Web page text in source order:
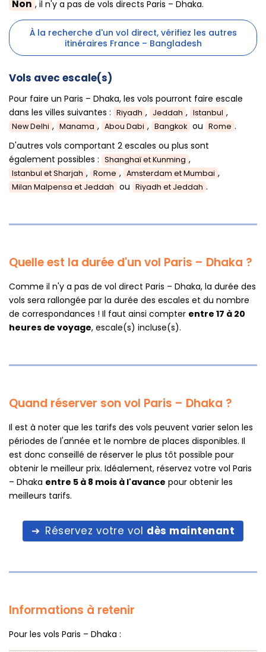
Non , il n'y a pas de vols directs Paris – Dhaka.
À la recherche d'un vol direct, vérifiez les autres
itinéraires France – Bangladesh
Vols avec escale(s)
Pour faire un Paris – Dhaka, les vols pourront faire escale
dans les villes suivantes : Riyadh , Jeddah , Istanbul ,
New Delhi , Manama , Abou Dabi , Bangkok ou Rome .
D'autres vols comportant 2 escales ou plus sont
également possibles : Shanghaï et Kunming ,
Istanbul et Sharjah , Rome , Amsterdam et Mumbai ,
Milan Malpensa et Jeddah ou Riyadh et Jeddah .
Quelle est la durée d'un vol Paris – Dhaka ?
Comme il n'y a pas de vol direct Paris – Dhaka, la durée des
vols sera rallongée par la durée des escales et du nombre
de correspondances ! Il faut ainsi compter entre 17 à 20
heures de voyage, escale(s) incluse(s).
Quand réserver son vol Paris – Dhaka ?
Il est à noter que les tarifs des vols peuvent varier selon les
périodes de l'année et le nombre de places disponibles. Il
est donc conseillé de réserver le plus tôt possible pour
obtenir le meilleur prix. Idéalement, réservez votre vol Paris
– Dhaka entre 5 à 8 mois à l'avance pour obtenir les
meilleurs tarifs.
Réservez votre vol dès maintenant
Informations à retenir
Pour les vols Paris – Dhaka :